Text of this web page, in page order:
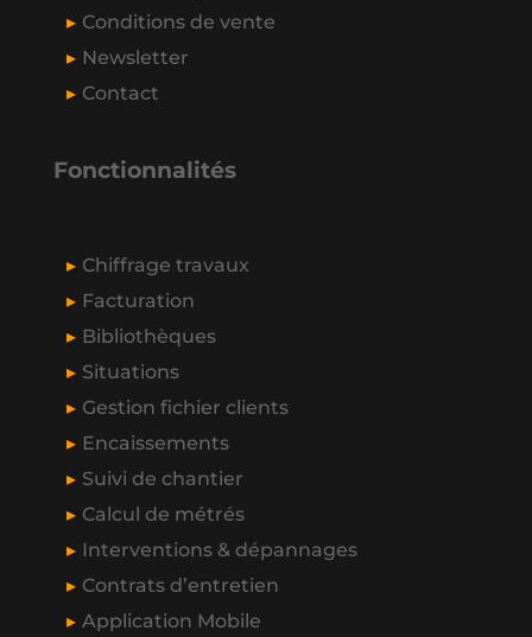
Conditions de vente
Newsletter
Contact
Fonctionnalités
Chiffrage travaux
Facturation
Bibliothèques
Situations
Gestion fichier clients
Encaissements
Suivi de chantier
Calcul de métrés
Interventions & dépannages
Contrats d’entretien
Application Mobile